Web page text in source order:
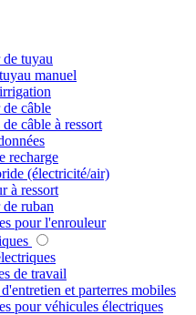
tuyau
manuel
câble
câble à ressort
recharge
(électricité/air)
à ressort
ruban
pour l'enrouleur
de travail
et parterres mobiles
pour véhicules électriques